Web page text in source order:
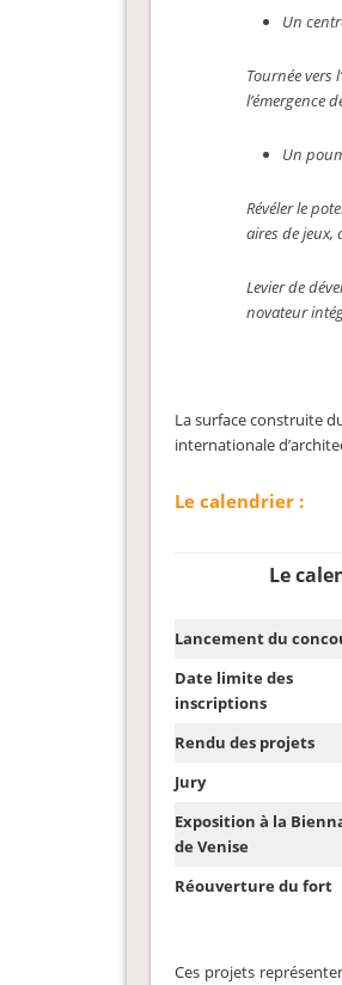
Un
Tournée vers
l’émergence
Un
Révéler le
aires de
Levier de
novateur
La surface construite
internationale
Le calendrier :
Le
Lancement du
Date limite des
inscriptions
Rendu des projets
Jury
Exposition à la
de Venise
Réouverture du fort
Ces projets